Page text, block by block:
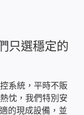
只選穩定的
系統，平時不販
忱，我們特別安
的現成設備，並